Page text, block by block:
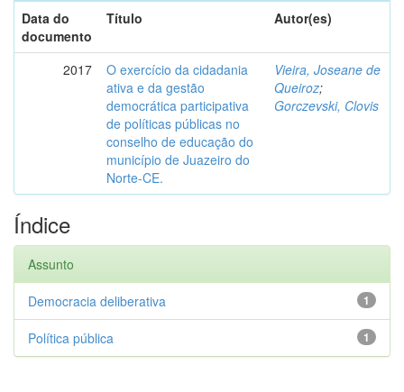
Data do
documento
Título Autor(es)
2017
O exercício da cidadania
ativa e da gestão
democrática participativa
de políticas públicas no
conselho de educação do
município de Juazeiro do
Norte-CE.
Vieira, Joseane de
Queiroz;
Gorczevski, Clovis
Índice
Assunto
1
Democracia deliberativa
1
Política pública